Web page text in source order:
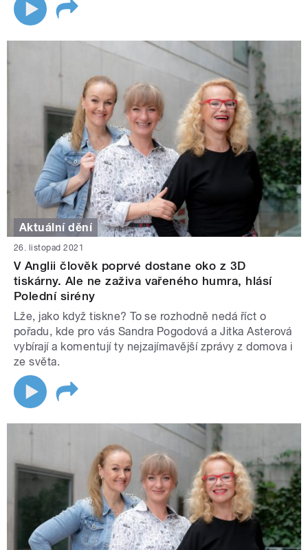
Aktuální dění
26. listopad 2021
V Anglii člověk poprvé dostane oko z 3D
tiskárny. Ale ne zaživa vařeného humra, hlásí
Polední sirény
Lže, jako když tiskne? To se rozhodně nedá říct o
pořadu, kde pro vás Sandra Pogodová a Jitka Asterová
vybírají a komentují ty nejzajímavější zprávy z domova i
ze světa.